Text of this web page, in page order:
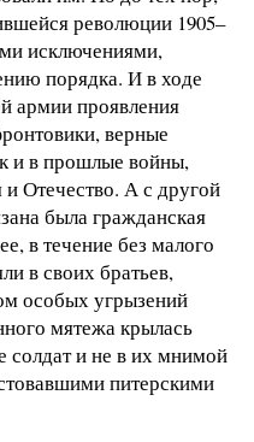
революции 1905–
исключениями,
порядка. И в ходе
армии проявления
верные
и в прошлые войны,
Отечество. А с другой
была гражданская
в течение без малого
в своих братьев,
особых угрызений
мятежа крылась
и не в их мнимой
питерскими